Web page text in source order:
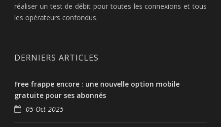
réaliser un test de débit pour toutes les connexions et tous
les opérateurs confondus.
DERNIERS ARTICLES
Free frappe encore : une nouvelle option mobile
gratuite pour ses abonnés
05 Oct 2025